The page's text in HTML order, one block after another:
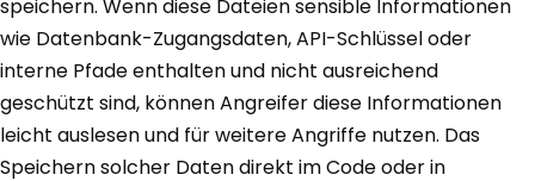
speichern. Wenn diese Dateien sensible Informationen
wie Datenbank-Zugangsdaten, API-Schlüssel oder
interne Pfade enthalten und nicht ausreichend
geschützt sind, können Angreifer diese Informationen
leicht auslesen und für weitere Angriffe nutzen. Das
Speichern solcher Daten direkt im Code oder in